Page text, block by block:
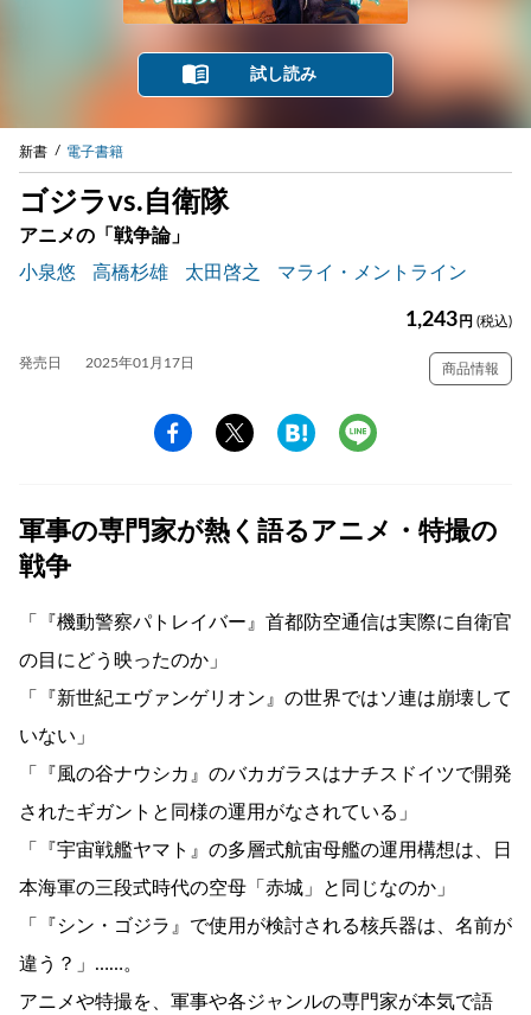
試し読み
新書 電子書籍
ゴジラvs.自衛隊
アニメの「戦争論」
小泉悠
高橋杉雄 太田啓之 マライ・メントライン
1,243 円 (税込)
発売日 2025年01月17日 商品情報
軍事の専門家が熱く語るアニメ・特撮の
戦争
「『機動警察パトレイバー』首都防空通信は実際に自衛官
の目にどう映ったのか」
「『新世紀エヴァンゲリオン』の世界ではソ連は崩壊して
いない」
「『風の谷ナウシカ』のバカガラスはナチスドイツで開発
されたギガントと同様の運用がなされている」
「『宇宙戦艦ヤマト』の多層式航宙母艦の運用構想は、日
本海軍の三段式時代の空母「赤城」と同じなのか」
「『シン・ゴジラ』で使用が検討される核兵器は、名前が
違う？」……。
アニメや特撮を、軍事や各ジャンルの専門家が本気で語